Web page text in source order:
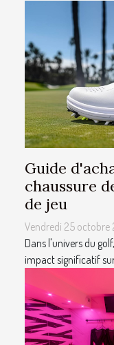
Guide
chaussure
de jeu
Vendredi 25 octobre
Dans l'univers du
impact significatif